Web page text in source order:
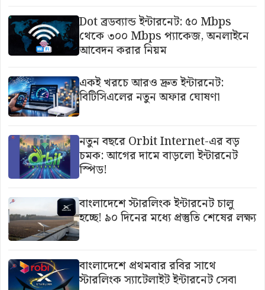
Dot ব্রডব্যান্ড ইন্টারনেট: ৫০ Mbps
থেকে ৩০০ Mbps প্যাকেজ, অনলাইনে
আবেদন করার নিয়ম
একই খরচে আরও দ্রুত ইন্টারনেট:
বিটিসিএলের নতুন অফার ঘোষণা
নতুন বছরে Orbit Internet-এর বড়
চমক: আগের দামে বাড়লো ইন্টারনেট
স্পিড!
বাংলাদেশে স্টারলিংক ইন্টারনেট চালু
হচ্ছে! ৯০ দিনের মধ্যে প্রস্তুতি শেষের লক্ষ্য
বাংলাদেশে প্রথমবার রবির সাথে
স্টারলিংক স্যাটেলাইট ইন্টারনেট সেবা